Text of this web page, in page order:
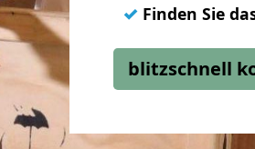
✓ Finden Sie
blitzschnell